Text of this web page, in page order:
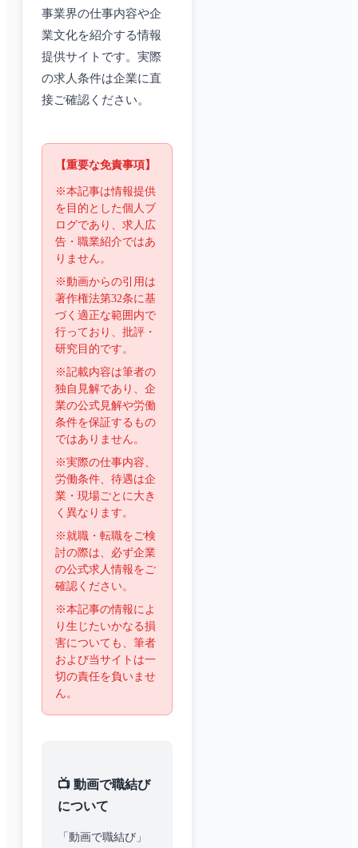
事業界の仕事内容や企
業文化を紹介する情報
提供サイトです。実際
の求人条件は企業に直
接ご確認ください。
【重要な免責事項】
※本記事は情報提供
を目的とした個人ブ
ログであり、求人広
告・職業紹介ではあ
りません。
※動画からの引用は
著作権法第32条に基
づく適正な範囲内で
行っており、批評・
研究目的です。
※記載内容は筆者の
独自見解であり、企
業の公式見解や労働
条件を保証するもの
ではありません。
※実際の仕事内容、
労働条件、待遇は企
業・現場ごとに大き
く異なります。
※就職・転職をご検
討の際は、必ず企業
の公式求人情報をご
確認ください。
※本記事の情報によ
り生じたいかなる損
害についても、筆者
および当サイトは一
切の責任を負いませ
ん。
📺 動画で職結び
について
「動画で職結び」